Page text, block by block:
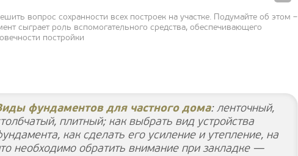
вопрос сохранности всех построек на участке. Подумайте об этом –
сыграет роль вспомогательного средства, обеспечивающего
постройки
фундаментов для частного дома: ленточный,
плитный; как выбрать вид устройства
как сделать его усиление и утепление, на
необходимо обратить внимание при закладке —